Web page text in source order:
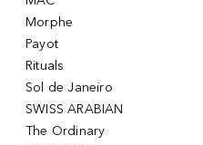
Morphe
Payot
Rituals
Sol de Janeiro
SWISS ARABIAN
The Ordinary